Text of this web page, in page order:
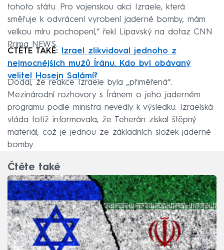
tohoto státu. Pro vojenskou akci Izraele, která
směřuje k odvrácení vyrobení jaderné bomby, mám
velkou míru pochopení,“ řekl Lipavský na dotaz CNN
Prima NEWS.
ČTĚTE TAKÉ:
Izrael zlikvidoval jednoho z
nejmocnějších mužů Íránu. Kdo byl obávaný
velitel Hosejn Salámí?
Dodal, že reakce Izraele byla „přiměřená“.
Mezinárodní rozhovory s Íránem o jeho jaderném
programu podle ministra nevedly k výsledku. Izraelská
vláda totiž informovala, že Teherán získal štěpný
materiál, což je jednou ze základních složek jaderné
bomby.
Čtěte také